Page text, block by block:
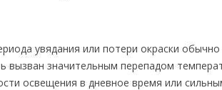
увядания или потери окраски обычно
значительным перепадом
освещения в дневное время или